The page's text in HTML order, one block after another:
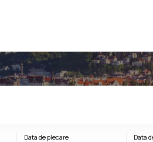
Data de plecare Data